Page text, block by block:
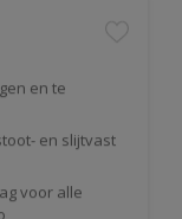
en te
en slijtvast
voor alle